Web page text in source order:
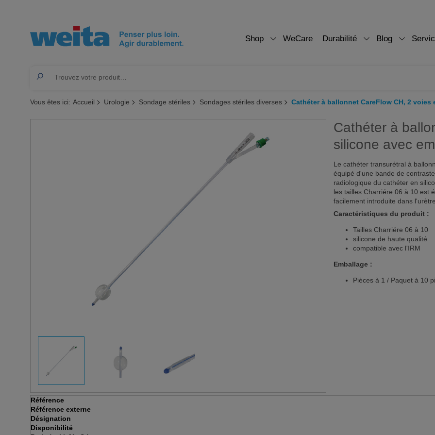
Shop WeCare Durabilité Blog
Vous êtes ici: Accueil Urologie Sondage stériles Sondages stériles diverses Cathéter à ballonnet CareFlow CH, 2
Cathéter à
silicone avec
Le cathéter transurétral à
équipé d'une bande de
radiologique du cathéter en
les tailles Charriére 06 à 10 est
facilement introduite dans l'urètre.
Caractéristiques du produit :
Tailles Charriére 06 à 10
silicone de haute qualité
compatible avec l'IRM
Emballage :
Pièces à 1 / Paquet à 10
Référence
Référence externe
Désignation
Disponibilité